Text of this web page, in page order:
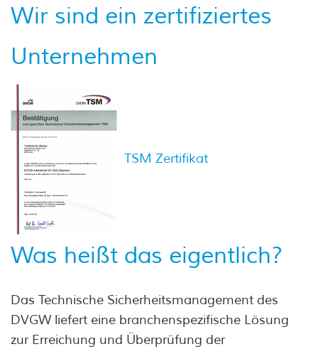
Wir sind ein zertifiziertes
Unternehmen
TSM Zertifikat
Was heißt das eigentlich?
Das Technische Sicherheitsmanagement des
DVGW liefert eine branchenspezifische Lösung
zur Erreichung und Überprüfung der